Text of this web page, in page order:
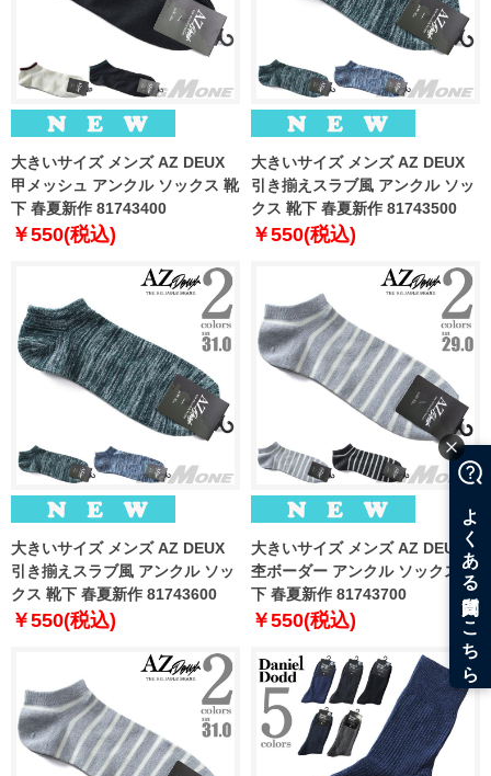
大きいサイズ メンズ AZ DEUX
甲メッシュ アンクル ソックス 靴
下 春夏新作 81743400
￥550(税込)
大きいサイズ メンズ AZ DEUX
引き揃えスラブ風 アンクル ソッ
クス 靴下 春夏新作 81743500
￥550(税込)
大きいサイズ メンズ AZ DEUX
引き揃えスラブ風 アンクル ソッ
クス 靴下 春夏新作 81743600
￥550(税込)
大きいサイズ メンズ AZ DEUX
杢ボーダー アンクル ソックス 靴
下 春夏新作 81743700
￥550(税込)